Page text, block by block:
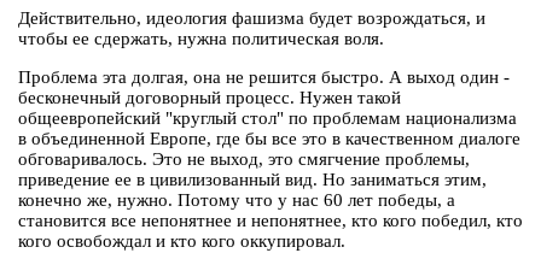
Действительно, идеология фашизма будет возрождаться, и
чтобы ее сдержать, нужна политическая воля.
Проблема эта долгая, она не решится быстро. А выход один -
бесконечный договорный процесс. Нужен такой
общеевропейский "круглый стол" по проблемам национализма
в объединенной Европе, где бы все это в качественном диалоге
обговаривалось. Это не выход, это смягчение проблемы,
приведение ее в цивилизованный вид. Но заниматься этим,
конечно же, нужно. Потому что у нас 60 лет победы, а
становится все непонятнее и непонятнее, кто кого победил, кто
кого освобождал и кто кого оккупировал.